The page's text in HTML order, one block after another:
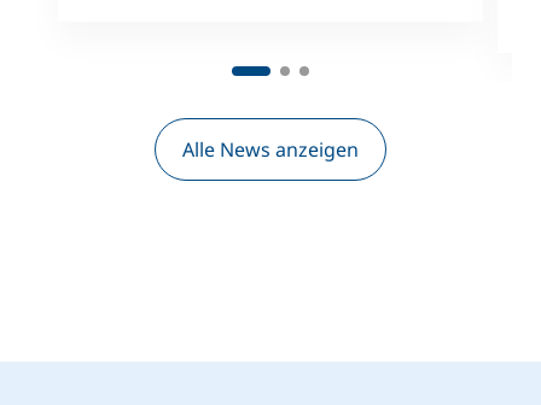
Alle News anzeigen